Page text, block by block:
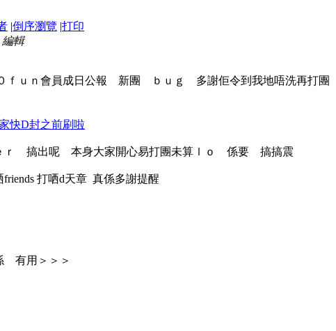
|倒序瀏覽 |打印
編輯
０ｆｕｎ會員成日公報 新團 ｂｕｇ 多謝佢令到我地唔洗再打團
快D封之前刷啦
ｅｒ 搞出呢 本身大家開心易打團未算ｌｏ 係要 搞搞震
打哂d天章 真係多謝提醒
有用＞＞＞